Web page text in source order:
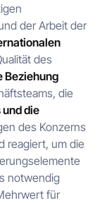
der Arbeit der
des
Beziehung
die
die
des Konzerns
reagiert, um die
notwendig
für